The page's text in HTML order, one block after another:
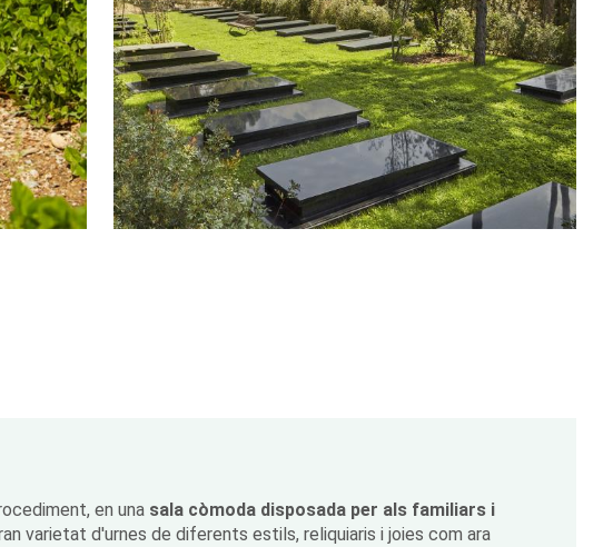
en una sala còmoda disposada per als familiars i
varietat d'urnes de diferents estils, reliquiaris i joies com ara